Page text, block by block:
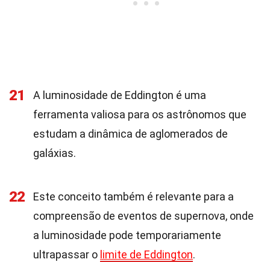
21
A luminosidade de Eddington é uma
ferramenta valiosa para os astrônomos que
estudam a dinâmica de aglomerados de
galáxias.
22
Este conceito também é relevante para a
compreensão de eventos de supernova, onde
a luminosidade pode temporariamente
ultrapassar o limite de Eddington.